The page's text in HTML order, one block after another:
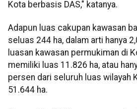
Kota berbasis DAS," katanya.
Adapun luas cakupan kawasan
seluas 244 ha, dalam arti hanya
luasan kawasan permukiman di
memiliki luas 11.826 ha, atau
persen dari seluruh luas wilayah
51.644 ha.